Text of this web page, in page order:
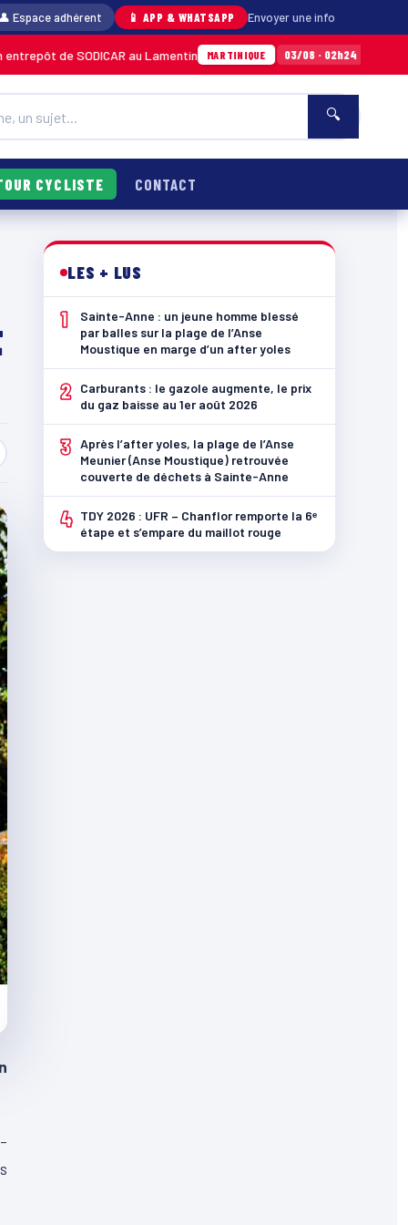
Espace adhérent 📱 APP & WHATSAPP Envoyer une info
au Lamentin MARTINIQUE 03/08 · 02h24 Sainte-Anne : un
🔍
CYCLISTE CONTACT
LES + LUS
1
Sainte-Anne : un jeune homme blessé
par balles sur la plage de l’Anse
Moustique en marge d’un after yoles
2
Carburants : le gazole augmente, le prix
du gaz baisse au 1er août 2026
3 Après l’after yoles, la plage de l’Anse
Meunier (Anse Moustique) retrouvée
couverte de déchets à Sainte-Anne
4 TDY 2026 : UFR – Chanflor remporte la 6ᵉ
étape et s’empare du maillot rouge